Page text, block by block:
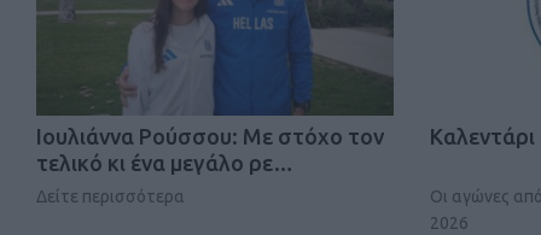
Iουλιάννα Ρούσσου: Με στόχο τον
τελικό κι ένα μεγάλο ρε…
Δείτε περισσότερα
Οι αγώνες
2026